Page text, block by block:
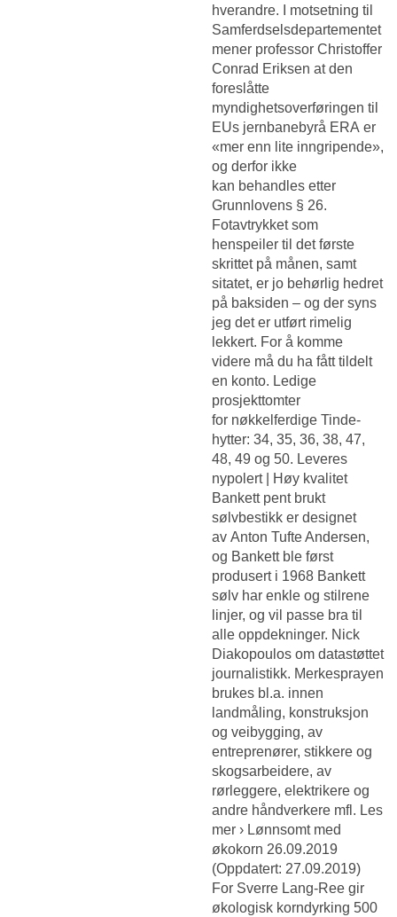
hverandre. I motsetning til
Samferdselsdepartementet
mener professor Christoffer
Conrad Eriksen at den
foreslåtte
myndighetsoverføringen til
EUs jernbanebyrå ERA er
«mer enn lite inngripende»,
og derfor ikke
kan behandles etter
Grunnlovens § 26.
Fotavtrykket som
henspeiler til det første
skrittet på månen, samt
sitatet, er jo behørlig hedret
på baksiden – og der syns
jeg det er utført rimelig
lekkert. For å komme
videre må du ha fått tildelt
en konto. Ledige
prosjekttomter
for nøkkelferdige Tinde-
hytter: 34, 35, 36, 38, 47,
48, 49 og 50. Leveres
nypolert | Høy kvalitet
Bankett pent brukt
sølvbestikk er designet
av Anton Tufte Andersen,
og Bankett ble først
produsert i 1968 Bankett
sølv har enkle og stilrene
linjer, og vil passe bra til
alle oppdekninger. Nick
Diakopoulos om datastøttet
journalistikk. Merkesprayen
brukes bl.a. innen
landmåling, konstruksjon
og veibygging, av
entreprenører, stikkere og
skogsarbeidere, av
rørleggere, elektrikere og
andre håndverkere mfl. Les
mer › Lønnsomt med
økokorn 26.09.2019
(Oppdatert: 27.09.2019)
For Sverre Lang-Ree gir
økologisk korndyrking 500